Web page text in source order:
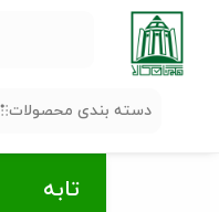
دسته بندی محصولات
تابه